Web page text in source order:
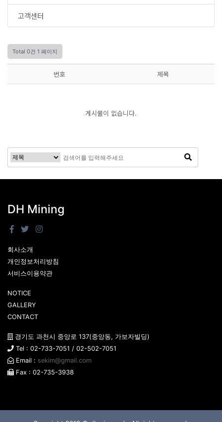
고객센터
Total 0건 1 페이지
번호 제목
게시물이 없습니다.
DH Mining
회사소개
개인정보처리방침
서비스이용약관
NOTICE
GALLERY
CONTACT
경기도 과천시 중앙로 137(중앙동, 가보자빌딩)
Tel : 02-733-7051 / 02-502-7051
Email : sekim@gmail.com
Fax : 02-735-3938